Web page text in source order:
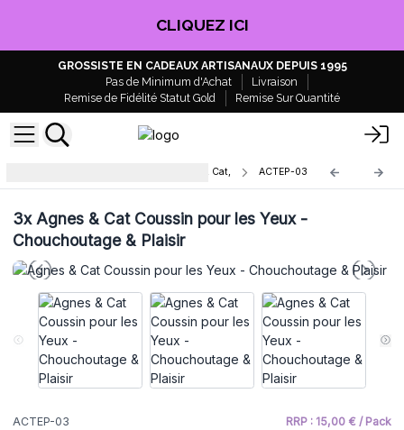
CLIQUEZ ICI
GROSSISTE EN CADEAUX ARTISANAUX DEPUIS 1995
Pas de Minimum d'Achat
Livraison
Remise de Fidélité Statut Gold
Remise Sur Quantité
Coussinets pour les yeux Agnes & Cat, ACTEP-03
3xAgnes & Cat Coussin pour les Yeux -
Chouchoutage & Plaisir
ACTEP-03 RRP : 15,00 € / Pack